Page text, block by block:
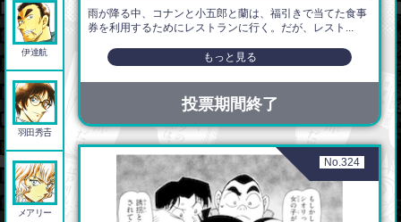
雨が降る中、コナンと小五郎と蘭は、福引きで当てた食事
券を利用するためにレストランに行く。だが、レスト...
もっと見る
投票期間終了
No.324
伊達航
羽田秀𠮷
メアリー